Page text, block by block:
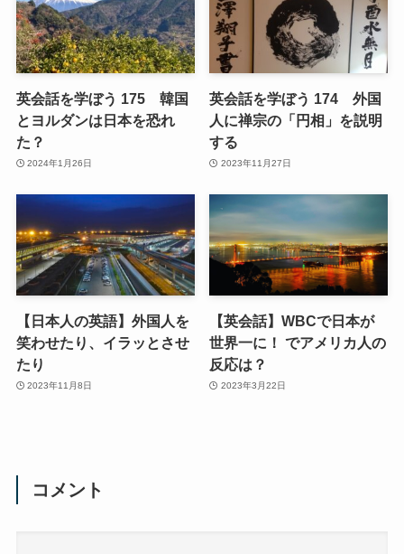
英会話を学ぼう 175 韓国
とヨルダンは日本を恐れ
た？
2024年1月26日
英会話を学ぼう 174 外国
人に禅宗の「円相」を説明
する
2023年11月27日
【日本人の英語】外国人を
笑わせたり、イラッとさせ
たり
2023年11月8日
【英会話】WBCで日本が
世界一に！ でアメリカ人の
反応は？
2023年3月22日
コメント